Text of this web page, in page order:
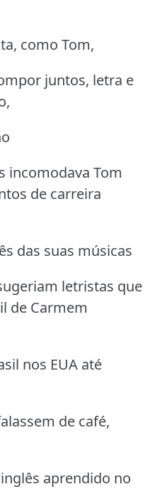
como Tom,
juntos, letra e
incomodava Tom
de carreira
das suas músicas
letristas que
de Carmem
nos EUA até
de café,
aprendido no